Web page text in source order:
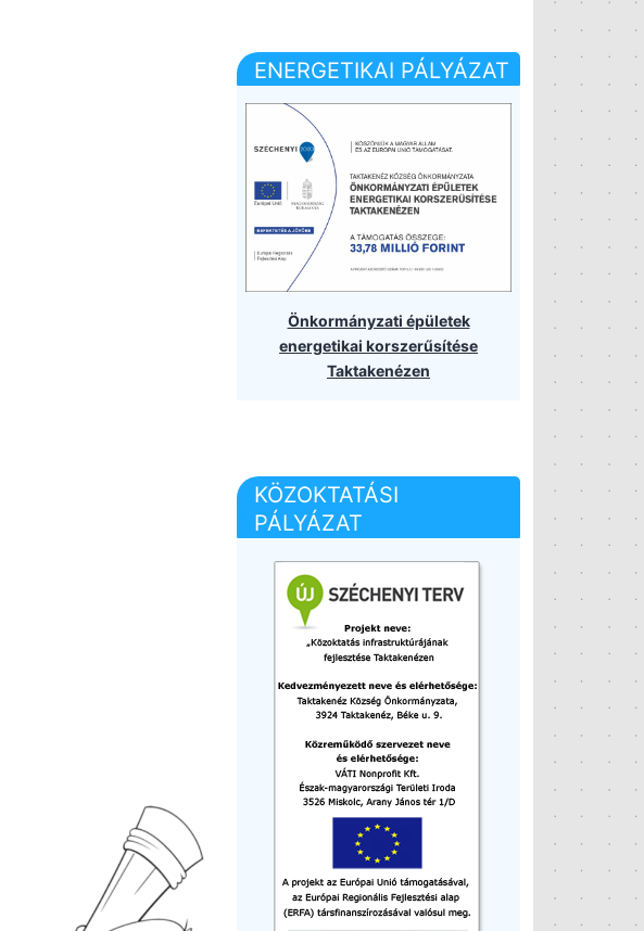
ENERGETIKAI PÁLYÁZAT
Önkormányzati épületek
energetikai korszerűsítése
Taktakenézen
KÖZOKTATÁSI
PÁLYÁZAT